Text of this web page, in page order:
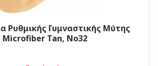
Ρυθμικής Γυμναστικής Μύτης
Microfiber Tan, Νο32